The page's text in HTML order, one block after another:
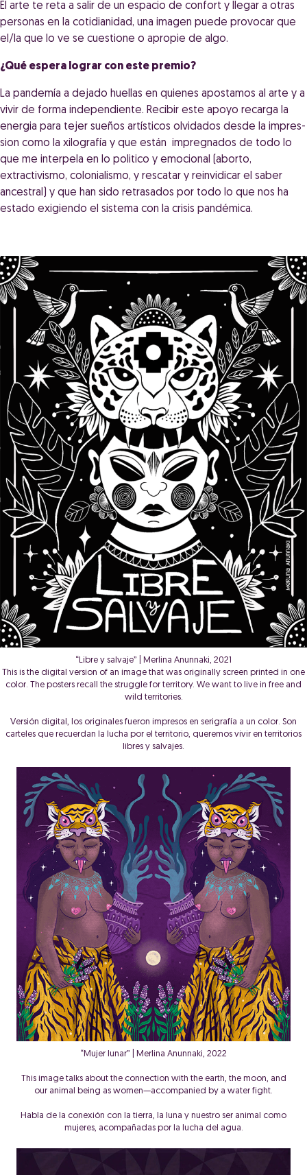
El arte te reta a salir de un espacio de confort y llegar a otras
personas en la cotidianidad, una imagen puede provocar que
el/la que lo ve se cuestione o apropie de algo.
¿Qué espera lograr con este premio?
La pandemía a dejado huellas en quienes apostamos al arte y a
vivir de forma independiente. Recibir este apoyo recarga la
energia para tejer sueños artísticos olvidados desde la impres-
sion como la xilografía y que están impregnados de todo lo
que me interpela en lo politico y emocional (aborto,
extractivismo, colonialismo, y rescatar y reinvidicar el saber
ancestral) y que han sido retrasados por todo lo que nos ha
estado exigiendo el sistema con la crisis pandémica.
“Libre y salvaje” | Merlina Anunnaki, 2021
This is the digital version of an image that was originally screen printed in one
color. The posters recall the struggle for territory. We want to live in free and
wild territories.
Versión digital, los originales fueron impresos en serigrafía a un color. Son
carteles que recuerdan la lucha por el territorio, queremos vivir en territorios
libres y salvajes.
“Mujer lunar” | Merlina Anunnaki, 2022
This image talks about the connection with the earth, the moon, and
our animal being as women—accompanied by a water fight.
Habla de la conexión con la tierra, la luna y nuestro ser animal como
mujeres, acompañadas por la lucha del agua.